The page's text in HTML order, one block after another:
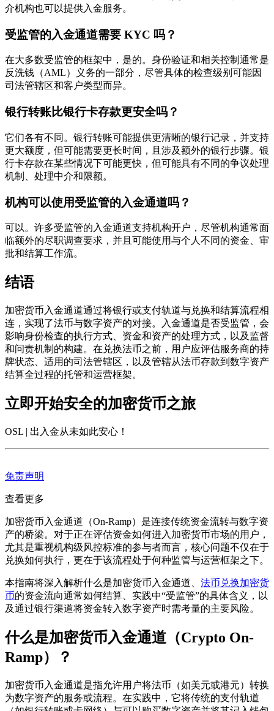
介机构也可以提供入金服务。
受监管的入金通道需要 KYC 吗？
在大多数受监管的框架中，是的。身份验证和相关控制通常是
反洗钱（AML）义务的一部分，尽管具体的检查级别可能因
司法管辖区和客户类型而异。
银行转账比银行卡存款更安全吗？
它们各有不同。银行转账可能提供更清晰的银行记录，并支持
更大额度，但可能需要更长时间，且涉及额外的银行步骤。银
行卡存款在某些情况下可能更快，但可能具有不同的争议处理
机制、处理中介和限额。
机构可以使用受监管的入金通道吗？
可以。许多受监管的入金通道支持机构开户，尽管机构通常面
临额外的尽职调查要求，并且可能使用与个人不同的资金、审
批和结算工作流。
结语
加密货币入金通道通过将银行或支付轨道与兑换和结算流程相
连，实现了法币与数字资产的对接。入金通道是否受监管，会
影响身份检查的执行方式、资金和资产的处理方式，以及监督
和问责机制的构建。在兑换法币之前，用户应评估服务商的持
牌状态、适用的司法管辖区，以及管辖从法币存款到数字资产
结算全过程的托管和运营框架。
立即开始安全的加密货币之旅
OSL | 出入金从未如此安心 ！
免责声明
查看更多
加密货币入金通道（On-Ramp）是连接传统资金流转与数字资
产的桥梁。对于正在评估资金如何进入加密货币市场的用户，
尤其是重视机构级风控标准的参与者而言，核心问题不仅在于
兑换如何执行，更在于该流程处于何种监管与运营框架之下。
本指南将深入解析什么是加密货币入金通道、 法币兑换加密货
币的资金流向通常如何结算、实践中“受监管”的具体含义，以
及通过银行渠道将资金转入数字资产时需考量的主要风险。
什么是加密货币入金通道（Crypto On-
Ramp）？
加密货币入金通道是指允许用户将法币（如美元或港元）转换
为数字资产的服务或流程。在实践中，它将传统的支付轨道